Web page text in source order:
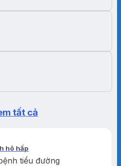
hô hấp
tất cả
tiểu đường